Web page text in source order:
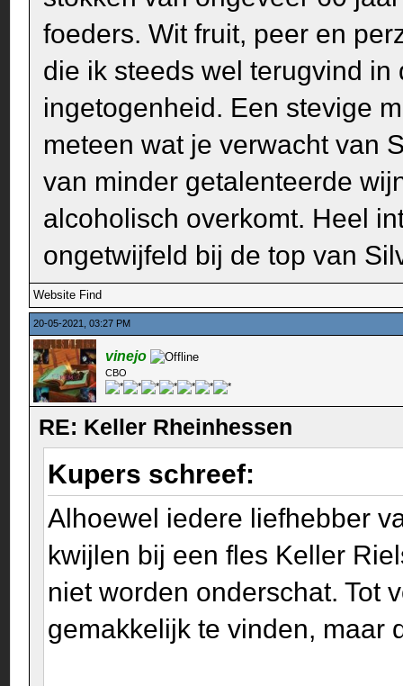
foeders. Wit fruit, peer en
die ik steeds wel terugvind
ingetogenheid. Een stevige
meteen wat je verwacht van
van minder getalenteerde
alcoholisch overkomt. Heel
ongetwijfeld bij de top van
Website Find
20-05-2021, 03:27 PM
vinejo
CBO
RE: Keller Rheinhessen
Kupers schreef:
Alhoewel iedere liefhebber
kwijlen bij een fles Keller
niet worden onderschat. Tot
gemakkelijk te vinden, maar